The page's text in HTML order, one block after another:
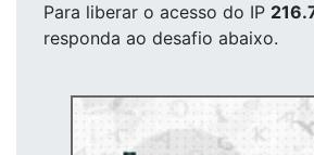
Para liberar o acesso do IP
responda ao desafio abaixo.